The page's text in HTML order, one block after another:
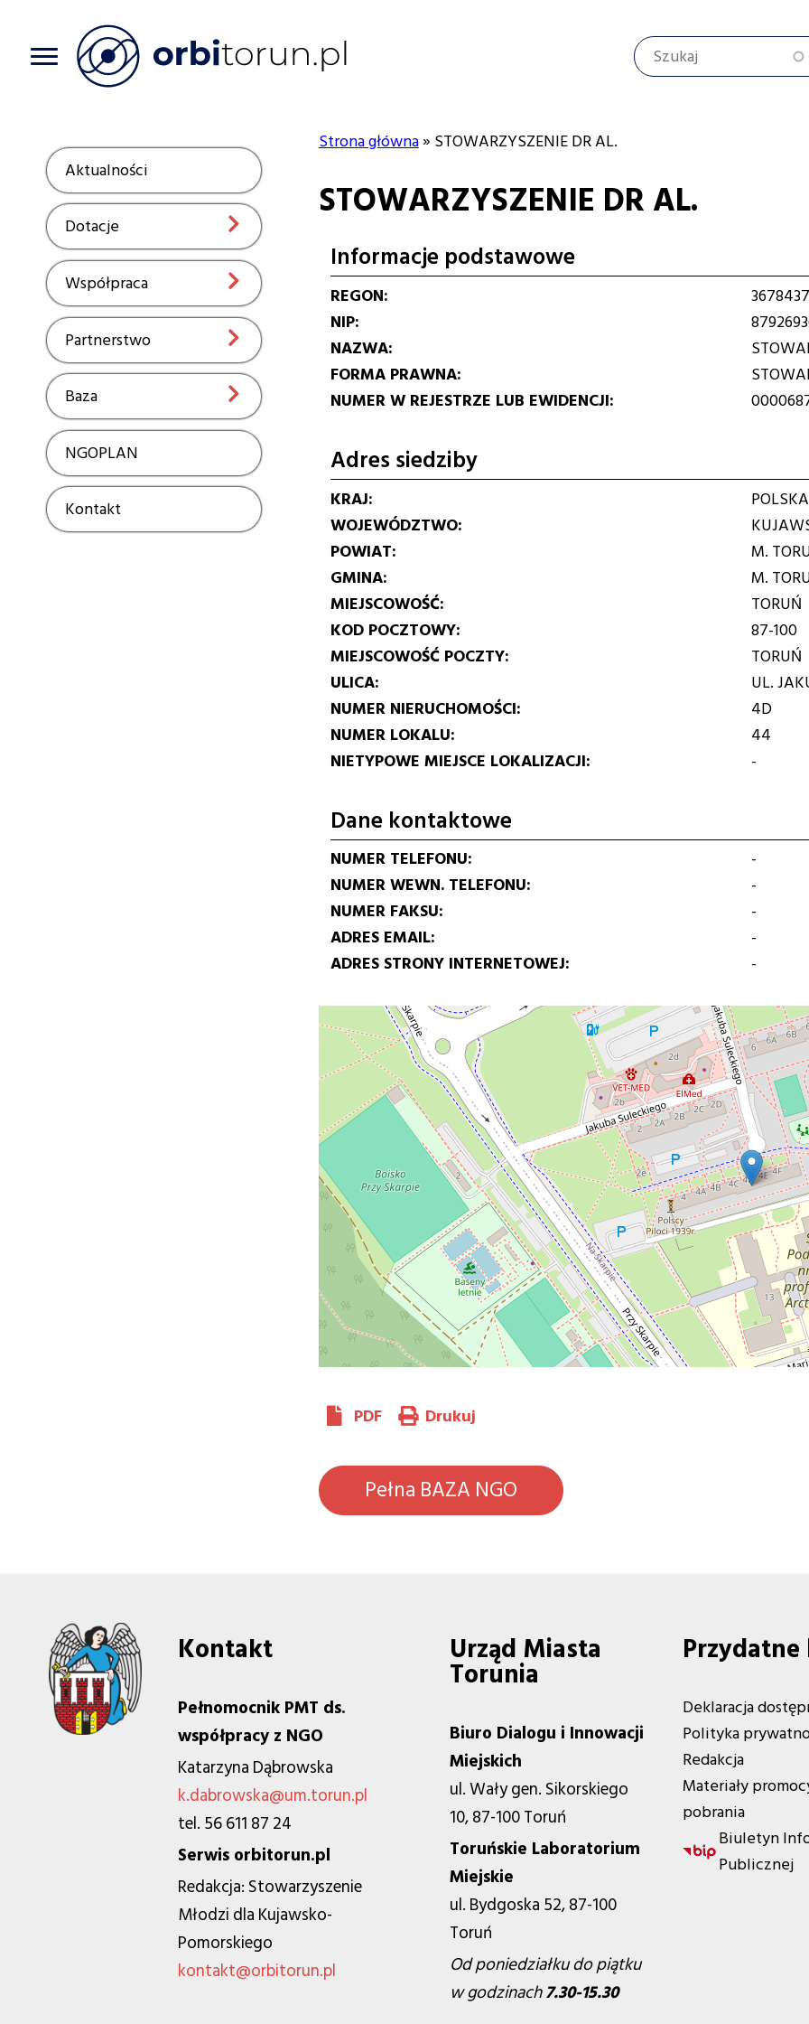
Szukaj
Aktualności Show
Dotacje Show
Współpraca Show
Partnerstwo Show
Baza Show
NGOPLAN Show
Kontakt Show
nawigacyjna
Strona główna STOWARZYSZENIE DR AL.
STOWARZYSZENIE DR AL.
Informacje podstawowe
REGON
NIP
NAZWA
FORMA PRAWNA
NUMER W REJESTRZE LUB EWIDENCJI
Adres siedziby
KRAJ
POLSKA
WOJEWÓDZTWO
POWIAT
M.
GMINA
M.
MIEJSCOWOŚĆ
TORUŃ
KOD POCZTOWY
87-100
MIEJSCOWOŚĆ POCZTY
TORUŃ
ULICA
UL.
NUMER NIERUCHOMOŚCI
4D
NUMER LOKALU
44
NIETYPOWE MIEJSCE LOKALIZACJI
-
Dane kontaktowe
NUMER TELEFONU
-
NUMER WEWN. TELEFONU
-
NUMER FAKSU
-
ADRES EMAIL
-
ADRES STRONY INTERNETOWEJ
-
PDF Drukuj
Pełna BAZA NGO
Kontakt
Pełnomocnik PMT ds.
współpracy z NGO
Katarzyna Dąbrowska
k.dabrowska@um.torun.pl
tel. 56 611 87 24
Serwis orbitorun.pl
Redakcja: Stowarzyszenie
Młodzi dla Kujawsko-
Pomorskiego
kontakt@orbitorun.pl
Urząd Miasta
Torunia
Biuro Dialogu i Innowacji
Miejskich
ul. Wały gen. Sikorskiego
10, 87-100 Toruń
Toruńskie Laboratorium
Miejskie
ul. Bydgoska 52, 87-100
Toruń
Od poniedziałku do piątku
w godzinach7.30-15.30
Deklaracja
Polityka
Redakcja
Materiały
pobrania
Biuletyn
Publicznej